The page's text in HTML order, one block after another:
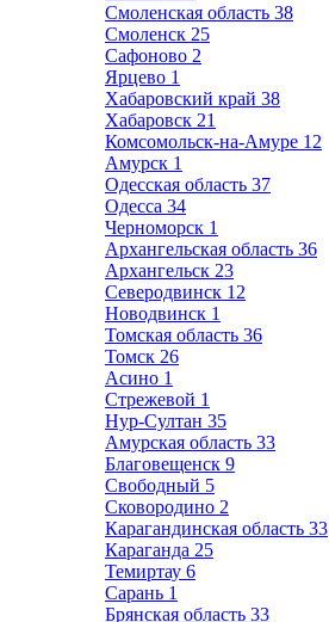
Смоленская область 38
Смоленск 25
Сафоново 2
Ярцево 1
Хабаровский край 38
Хабаровск 21
Комсомольск-на-Амуре 12
Амурск 1
Одесская область 37
Одесса 34
Черноморск 1
Архангельская область 36
Архангельск 23
Северодвинск 12
Новодвинск 1
Томская область 36
Томск 26
Асино 1
Стрежевой 1
Нур-Султан 35
Амурская область 33
Благовещенск 9
Свободный 5
Сковородино 2
Карагандинская область 33
Караганда 25
Темиртау 6
Сарань 1
Брянская область 33